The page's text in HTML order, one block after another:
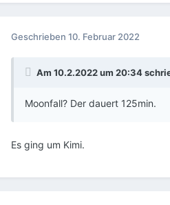
Geschrieben 10. Februar 2022
Am 10.2.2022 um 20:34
Moonfall? Der dauert 125min.
Es ging um Kimi.